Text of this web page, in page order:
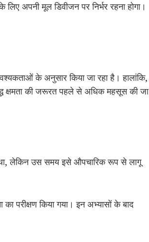
अपनी मूल डिवीजन पर निर्भर रहना होगा।
के अनुसार किया जा रहा है। हालांकि,
क्षमता की जरूरत पहले से अधिक महसूस की जा
था, लेकिन उस समय इसे औपचारिक रूप से लागू
परीक्षण किया गया। इन अभ्यासों के बाद